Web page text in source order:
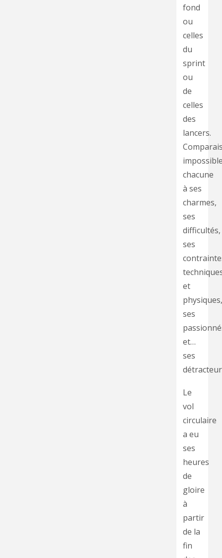
fond
ou
celles
du
sprint
ou
de
celles
des
lancers.
chacune
à ses
charmes,
ses
difficultés,
ses
et
physiques,
ses
et…
ses
Le
vol
circulaire
a eu
ses
heures
de
gloire
à
partir
de la
fin